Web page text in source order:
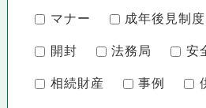
マナー 成年後見制度
開封 法務局 安
相続財産 事例